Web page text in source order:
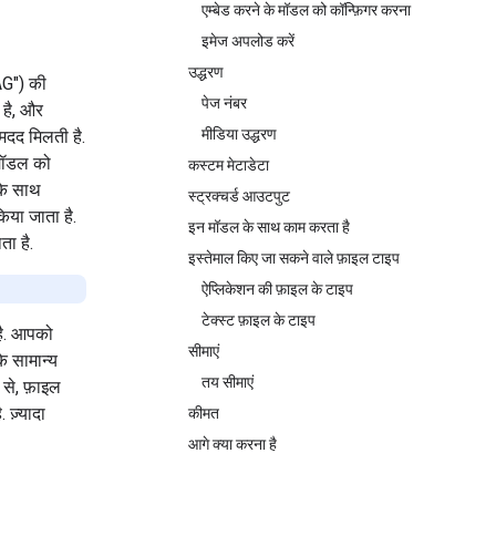
एम्बेड करने के मॉडल को कॉन्फ़िगर करना
इमेज अपलोड करें
उद्धरण
पेज नंबर
मीडिया उद्धरण
कस्टम मेटाडेटा
स्ट्रक्चर्ड आउटपुट
इन मॉडल के साथ काम करता है
इस्तेमाल किए जा सकने वाले फ़ाइल टाइप
ऐप्लिकेशन की फ़ाइल के टाइप
टेक्स्ट फ़ाइल के टाइप
सीमाएं
तय सीमाएं
कीमत
आगे क्या करना है
की
है, और
मिलती है.
को
साथ
जाता है.
है.
आपको
सामान्य
से, फ़ाइल